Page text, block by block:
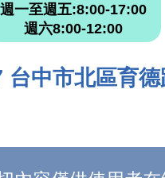
週一至週五:8:00-17:00
週六8:00-12:00
台中市北區育